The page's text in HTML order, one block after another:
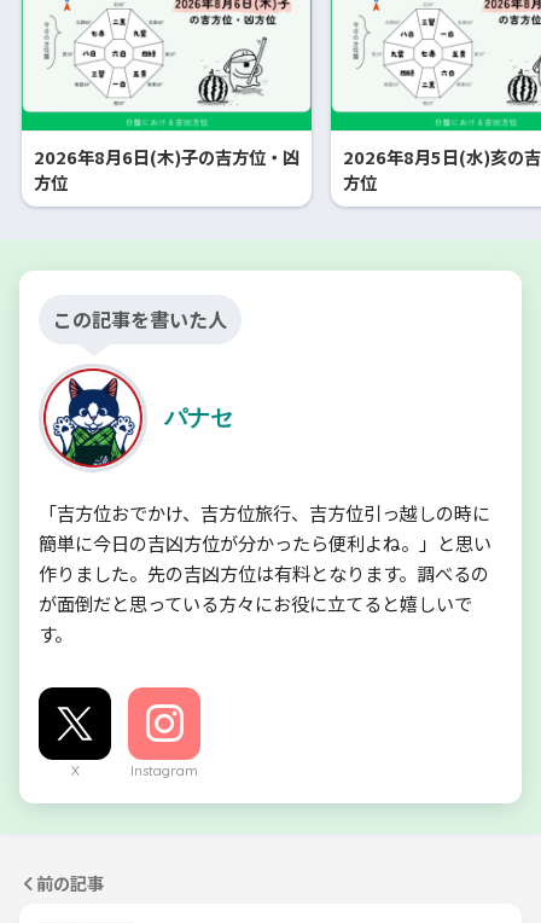
2026年8月6日(木)子の吉方位・凶
方位
2026年8月5日(水)亥の
方位
この記事を書いた人
パナセ
「吉方位おでかけ、吉方位旅行、吉方位引っ越しの時に
簡単に今日の吉凶方位が分かったら便利よね。」と思い
作りました。先の吉凶方位は有料となります。調べるの
が面倒だと思っている方々にお役に立てると嬉しいで
す。
X Instagram
前の記事